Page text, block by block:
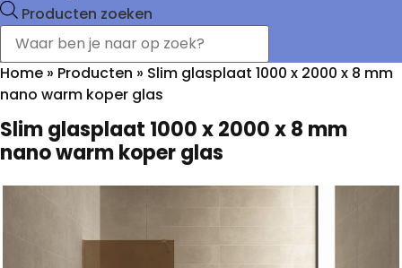
Producten zoeken
Home » Producten » Slim glasplaat 1000 x 2000 x 8 mm
nano warm koper glas
Slim glasplaat 1000 x 2000 x 8 mm
nano warm koper glas